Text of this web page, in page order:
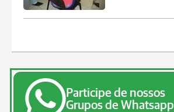
Participe de nossos
Grupos de Whatsapp